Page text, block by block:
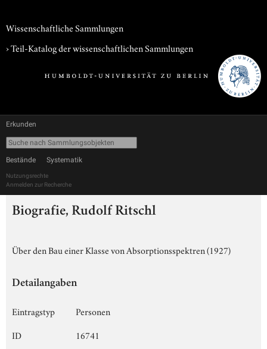
Wissenschaftliche Sammlungen
› Teil-Katalog der wissenschaftlichen Sammlungen
Erkunden
Bestände Systematik
Nutzungsrechte
Anmelden zur Recherche
Biografie, Rudolf Ritschl
Über den Bau einer Klasse von Absorptionsspektren (1927)
Detailangaben
Eintragstyp
Personen
ID
16741